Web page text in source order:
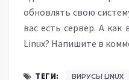
обновлять свою
вас есть сервер. А
Linux? Напишите в
ТЕГИ: ВИРУСЫ LINUX